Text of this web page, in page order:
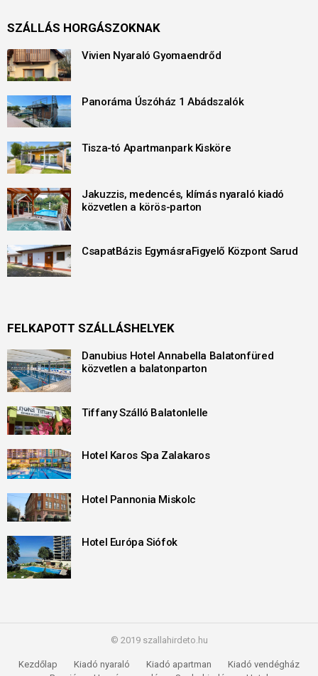
SZÁLLÁS HORGÁSZOKNAK
Vivien Nyaraló Gyomaendrőd
Panoráma Úszóház 1 Abádszalók
Tisza-tó Apartmanpark Kisköre
Jakuzzis, medencés, klímás nyaraló kiadó
közvetlen a körös-parton
CsapatBázis EgymásraFigyelő Központ Sarud
FELKAPOTT SZÁLLÁSHELYEK
Danubius Hotel Annabella Balatonfüred
közvetlen a balatonparton
Tiffany Szálló Balatonlelle
Hotel Karos Spa Zalakaros
Hotel Pannonia Miskolc
Hotel Európa Siófok
© 2019 szallahirdeto.hu
Kezdőlap Kiadó nyaraló Kiadó apartman
Kiadó vendégház